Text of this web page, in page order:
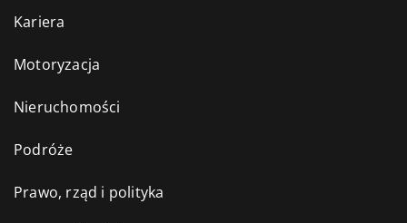
Kariera
Motoryzacja
Nieruchomości
Podróże
Prawo, rząd i polityka